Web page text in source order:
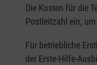
Die Kosten für die
Postleitzahl ein,
Für betriebliche
der Erste-Hilfe-